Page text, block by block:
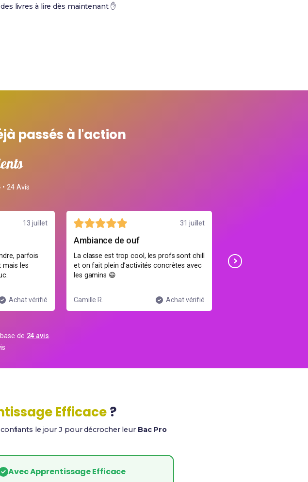
livres à lire dès maintenant ✋
passés à l'action
• 24 Avis
13 juillet
parfois
mais les
Achat vérifié
31 juillet
Ambiance de ouf
La classe est trop cool, les profs sont chill
et on fait plein d’activités concrètes avec
les gamins 😄
Camille R. Achat vérifié
Les profs prennent le
même quand on galère.
de 24 avis.
Efficace?
le jour J pour décrocher leur Bac Pro
Avec Apprentissage Efficace